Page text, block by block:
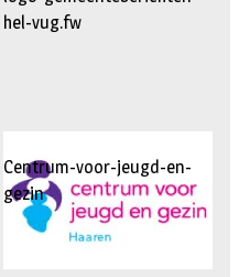
hel-vug.fw
Centrum-voor-jeugd-en-
gezin